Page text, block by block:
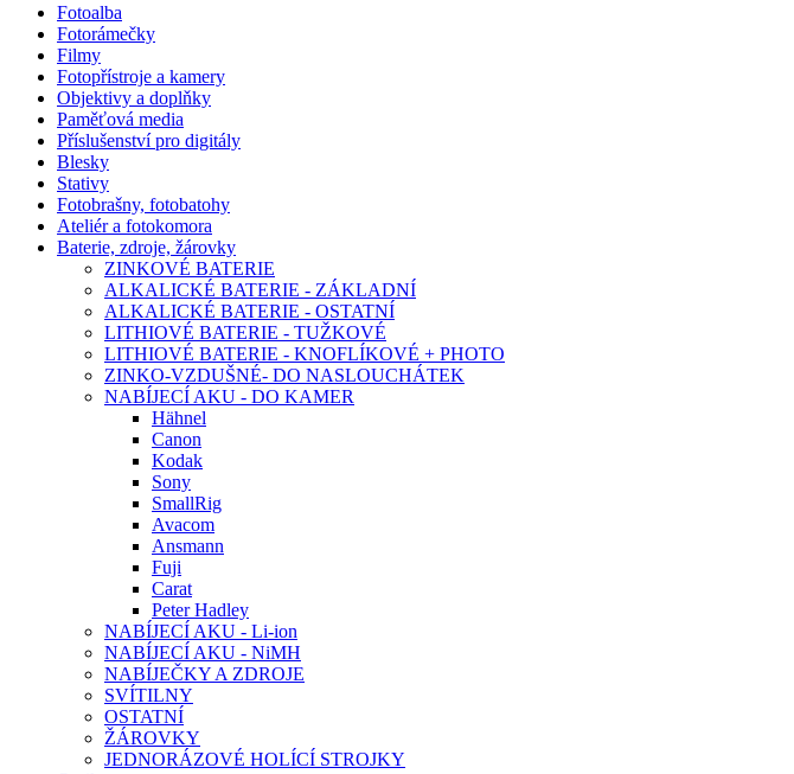
Fotoalba
Fotorámečky
Filmy
Fotopřístroje a kamery
Objektivy a doplňky
Paměťová media
Příslušenství pro digitály
Blesky
Stativy
Fotobrašny, fotobatohy
Ateliér a fotokomora
Baterie, zdroje, žárovky
ZINKOVÉ BATERIE
ALKALICKÉ BATERIE - ZÁKLADNÍ
ALKALICKÉ BATERIE - OSTATNÍ
LITHIOVÉ BATERIE - TUŽKOVÉ
LITHIOVÉ BATERIE - KNOFLÍKOVÉ + PHOTO
ZINKO-VZDUŠNÉ- DO NASLOUCHÁTEK
NABÍJECÍ AKU - DO KAMER
Hähnel
Canon
Kodak
Sony
SmallRig
Avacom
Ansmann
Fuji
Carat
Peter Hadley
NABÍJECÍ AKU - Li-ion
NABÍJECÍ AKU - NiMH
NABÍJEČKY A ZDROJE
SVÍTILNY
OSTATNÍ
ŽÁROVKY
JEDNORÁZOVÉ HOLÍCÍ STROJKY